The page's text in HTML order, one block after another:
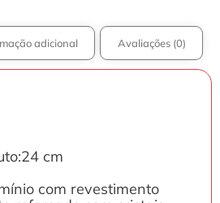
adicional Avaliações (0)
cm
com revestimento